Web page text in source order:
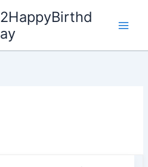
2HappyBirthd
ay